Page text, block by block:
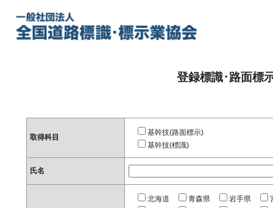
登録標識･路面標
取得科目
基幹技(路面標示)
基幹技(標識)
氏名
北海道 青森県 岩手県